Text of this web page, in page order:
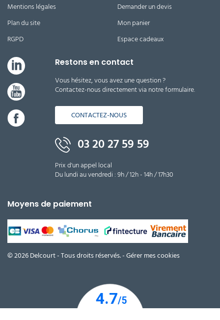
Mentions légales
Plan du site
RGPD
Demander un devis
Mon panier
Espace cadeaux
Restons en contact
Vous hésitez, vous avez une question ?
Contactez-nous directement via notre formulaire.
CONTACTEZ-NOUS
03 20 27 59 59
Prix d'un appel local
Du lundi au vendredi : 9h / 12h - 14h / 17h30
Moyens de paiement
© 2026 Delcourt - Tous droits réservés. -Gérer mes cookies